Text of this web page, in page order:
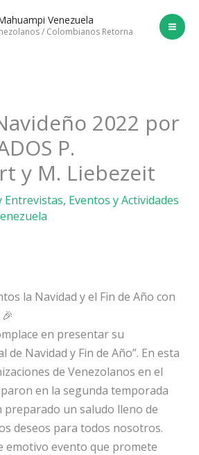
Venezuela
/ Colombianos Retorna
2022 por
P.
y M. Liebezeit
Entrevistas, Eventos y Actividades
la Navidad y el Fin de Año con
en presentar su
de Navidad y Fin de Año”. En esta
de Venezolanos en el
en la segunda temporada
preparado un saludo lleno de
deseos para todos nosotros.
emotivo evento que promete